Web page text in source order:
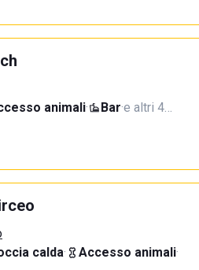
animali· Bar·e altri 4…
calda· Accesso animali·